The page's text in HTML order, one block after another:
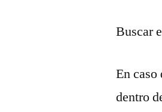
Buscar
En
dentro